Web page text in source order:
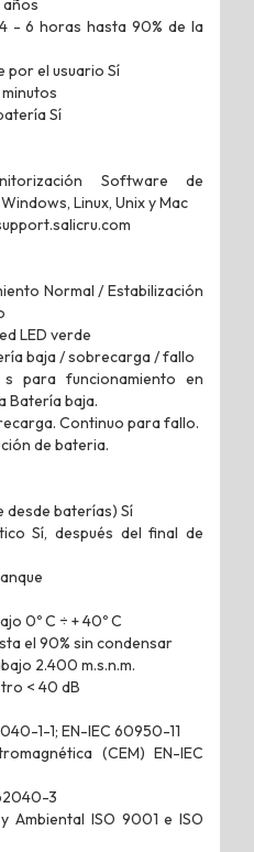
años
- 6 horas hasta 90% de la
por el usuario Sí
Sí
Software de
Linux, Unix y Mac
Normal / Estabilización
LED verde
baja / sobrecarga / fallo
para funcionamiento en
Batería baja.
Continuo para fallo.
de bateria.
baterías) Sí
Sí, después del final de
0º C ÷ + 40º C
el 90% sin condensar
2.400 m.s.n.m.
< 40 dB
1-1; EN-IEC 60950-11
(CEM) EN-IEC
3
Ambiental ISO 9001 e ISO